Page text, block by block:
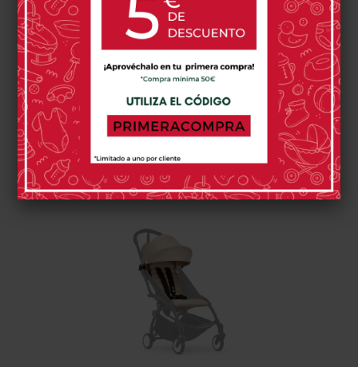
YOYO Protector Lluvia
30,00 €
6 opinión(es)
Comprar
YOYO Protector
Mosquitos 6+
25,00 €
0 opinión(es)
Comprar